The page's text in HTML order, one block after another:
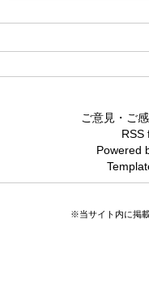
ご意見・ご
RSS
Powered
※当サイト内に掲